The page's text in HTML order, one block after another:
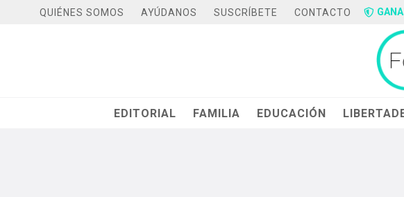
QUIÉNES SOMOS AYÚDANOS SUSCRÍBETE CONTACTO
EDITORIAL FAMILIA EDUCACIÓN